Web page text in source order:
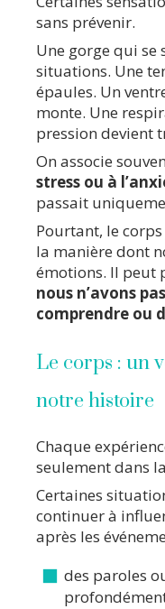
sans prévenir.
Une gorge qui se
situations. Une
épaules. Un
monte. Une
pression devient
On associe
stress ou à
passait
Pourtant, le
la manière dont
émotions. Il peut
nous n’avons
comprendre ou
Le corps : un
notre histoire
Chaque
seulement dans
Certaines
continuer à
après les
des paroles